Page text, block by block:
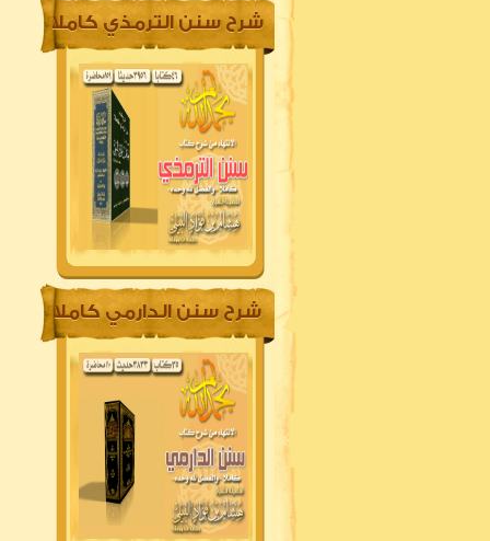
شرح سنن الترمذي كاملا
شرح سنن الدارمي كاملا